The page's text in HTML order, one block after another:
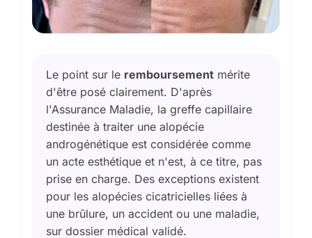
Le point sur le remboursement mérite
d'être posé clairement. D'après
l'Assurance Maladie, la greffe capillaire
destinée à traiter une alopécie
androgénétique est considérée comme
un acte esthétique et n'est, à ce titre, pas
prise en charge. Des exceptions existent
pour les alopécies cicatricielles liées à
une brûlure, un accident ou une maladie,
sur dossier médical validé.